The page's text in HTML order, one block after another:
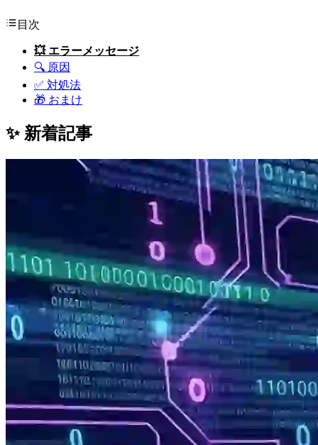
目次
💥 エラーメッセージ
🔍 原因
✅ 対処法
🎁 おまけ
✨ 新着記事